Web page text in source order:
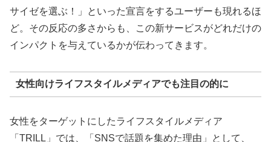
サイゼを選ぶ！」といった宣言をするユーザーも現れるほ
ど。その反応の多さからも、この新サービスがどれだけの
インパクトを与えているかが伝わってきます。
女性向けライフスタイルメディアでも注目の的に
女性をターゲットにしたライフスタイルメディア
「TRILL」では、「SNSで話題を集めた理由」として、